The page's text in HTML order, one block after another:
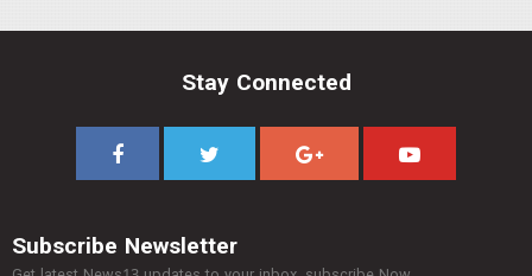
Stay Connected
Subscribe Newsletter